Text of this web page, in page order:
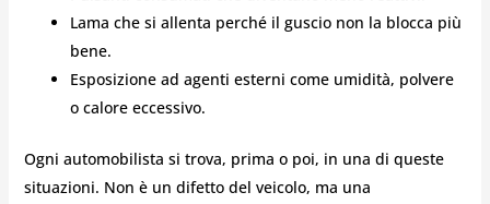
Lama che si allenta perché il guscio non la blocca più
bene.
Esposizione ad agenti esterni come umidità, polvere
o calore eccessivo.
Ogni automobilista si trova, prima o poi, in una di queste
situazioni. Non è un difetto del veicolo, ma una